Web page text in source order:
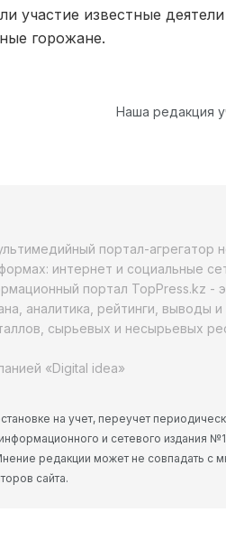
участие известные
горожане.
Наша редакция
портал-
интернет и социальные
портал TopPress.kz -
аналитика, рейтинги, выводы
сырьевых и несырьевых
«Digital idea»
на учет, переучет
информационного и сетевого издания
редакции может не совпадать с
сайта.